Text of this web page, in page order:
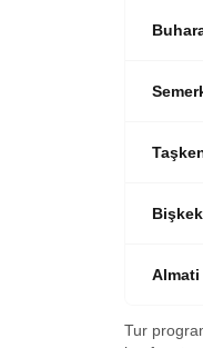
Bişkek
Almati
Tur